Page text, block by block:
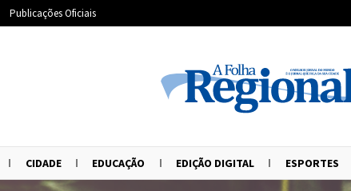
Publicações Oficiais
CIDADE EDUCAÇÃO EDIÇÃO DIGITAL ESPORTES